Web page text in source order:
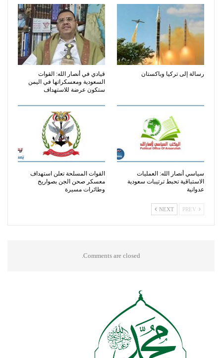
رسالة إلى تركيا وباكستان
قيادي في أنصار الله: القوات
السعودية ومعسكراتها في اليمن
ستكون عرضة للاستهداف
سياسي أنصار الله: العمليات
الاستباقية تحبط ترتيبات سعودية
عدوانية
القوات المسلحة تعلن استهداف
معسكر صحن الجن بصواريخ
وطائرات مسيرة
NEXT
Comments are closed.